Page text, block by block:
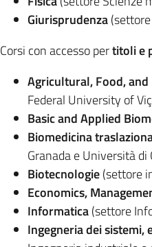
Giurisprudenza(settore
Corsi con accesso pertitoli e
Agricultural, Food,
Federal University of
Basic and Applied
Biomedicina
Granada e Università
Biotecnologie(settore
Economics,
Informatica(settore
Ingegneria dei